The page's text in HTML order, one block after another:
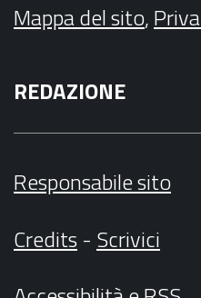
Mappa del sito,
REDAZIONE
Responsabile sito
Credits- Scrivici